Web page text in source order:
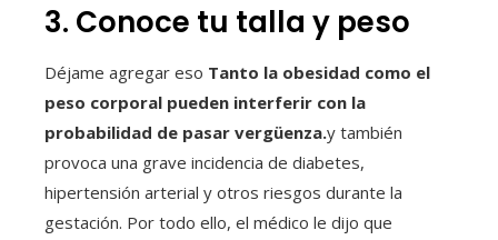
3. Conoce tu talla y peso
Déjame agregar eso Tanto la obesidad como el
peso corporal pueden interferir con la
probabilidad de pasar vergüenza.y también
provoca una grave incidencia de diabetes,
hipertensión arterial y otros riesgos durante la
gestación. Por todo ello, el médico le dijo que